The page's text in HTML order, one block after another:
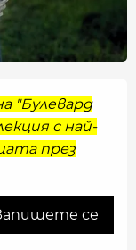
"Булевард
с най-
през